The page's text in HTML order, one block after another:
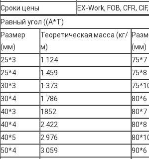
Сроки цены
EX-Work, FOB, CFR,
Равный угол ((A*T)
Размер
(мм)
Теоретическая масса (кг/
м)
(мм)
25*3
1.124 75*7
25*4
1.459 75*8
30*3
1.373
30*4
1.786 80*6
40*3
1852 80*7
40*4
2.422 80*8
40*5
2.976
50*4
3.059 90*6